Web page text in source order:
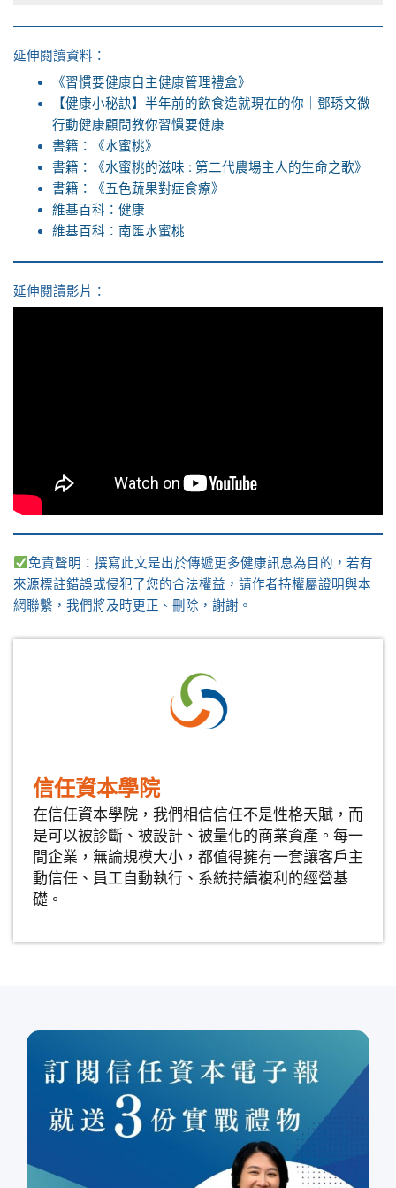
延伸閱讀資料：
《習慣要健康自主健康管理禮盒》
【健康小秘訣】半年前的飲食造就現在的你｜鄧琇文微
行動健康顧問教你習慣要健康
書籍：《水蜜桃》
書籍：《水蜜桃的滋味 : 第二代農場主人的生命之歌》
書籍：《五色蔬果對症食療》
維基百科：健康
維基百科：南匯水蜜桃
延伸閱讀影片：
免責聲明：撰寫此文是出於傳遞更多健康訊息為目的，若有
來源標註錯誤或侵犯了您的合法權益，請作者持權屬證明與本
網聯繫，我們將及時更正、刪除，謝謝。
信任資本學院
在信任資本學院，我們相信信任不是性格天賦，而
是可以被診斷、被設計、被量化的商業資產。每一
間企業，無論規模大小，都值得擁有一套讓客戶主
動信任、員工自動執行、系統持續複利的經營基
礎。